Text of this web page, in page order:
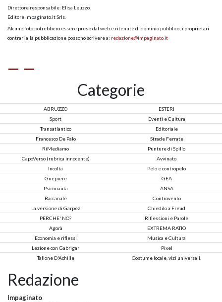
Direttore responsabile: Elisa Leuzzo.
Editore Impaginato.it Srls.
Alcune foto potrebbero essere prese dal web e ritenute di dominio pubblico; i proprietari
contrari alla pubblicazione possono scrivere a: redazione@impaginato.it
Categorie
ABRUZZO
ESTERI
Sport
Eventi e Cultura
Transatlantico
Editoriale
Francesco De Palo
Strade Ferrate
RiMediamo
Punture di Spillo
CapoVerso (rubrica innocente)
Avvinato
Incolta
Pelo e contropelo
Guepiere
GEA
Psiconauta
ANSA
Baccanale
Controvento
La versione di Garpez
Chiedilo a Freud
PERCHE' NO?
Riflessioni e Parole
Agorà
EXTREMA RATIO
Economia e riflessi
Musica e Cultura
Lezione con Gabrigar
Pixel
Tallone D'Achille
Costume locale, vizi universali.
Redazione
Impaginato